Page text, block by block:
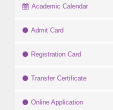
Academic Calendar
Admit Card
Registration Card
Transfer Certificate
Online Application